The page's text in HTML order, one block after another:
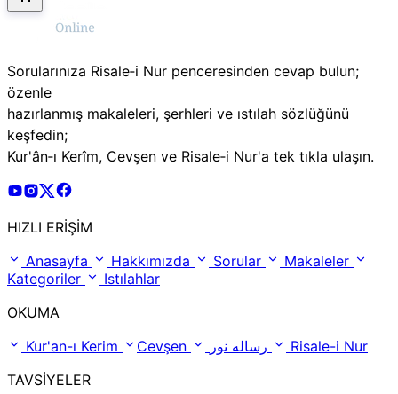
Sorularınıza Risale‑i Nur penceresinden cevap bulun;
özenle
hazırlanmış makaleleri, şerhleri ve ıstılah sözlüğünü
keşfedin;
Kur'ân‑ı Kerîm, Cevşen ve Risale‑i Nur'a tek tıkla ulaşın.
Risale Online Youtube Hesabı
Risale Online Instagram Hesabı
Risale Online X Hesabı
HIZLI ERİŞİM
Anasayfa
Hakkımızda Sorular
Makaleler
Kategoriler
Istılahlar
OKUMA
Kur'an-ı Kerim
Cevşen
Risale-i Nur
TAVSİYELER